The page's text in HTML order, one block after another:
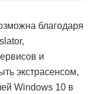
благодаря
и
экстрасенсом,
Windows 10 в